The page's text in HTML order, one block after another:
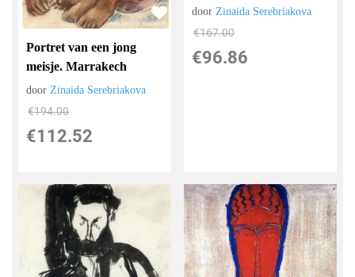
Portret van een jong
meisje. Marrakech
doorZinaida Serebriakova
€194.00
€112.52
doorZinaida Serebriakova
€167.00
€96.86